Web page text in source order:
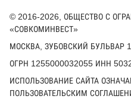
© 2016-2026, ОБЩЕСТВО С
«СОВКОМИНВЕСТ»
МОСКВА, ЗУБОВСКИЙ БУЛЬВАР
ОГРН 1255000032055 ИНН
ИСПОЛЬЗОВАНИЕ САЙТА
ПОЛЬЗОВАТЕЛЬСКИМ